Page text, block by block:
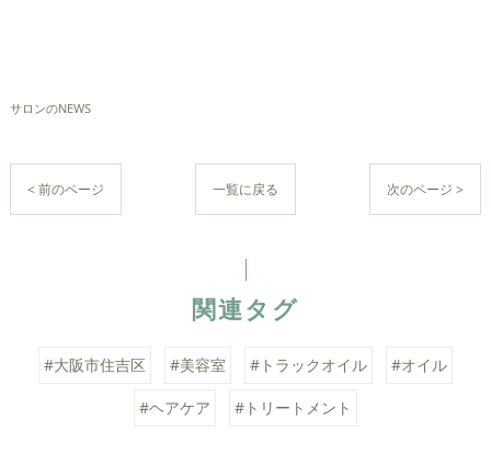
サロンのNEWS
< 前のページ 一覧に戻る 次のページ >
関連タグ
#大阪市住吉区 #美容室 #トラックオイル #オイル
#ヘアケア #トリートメント